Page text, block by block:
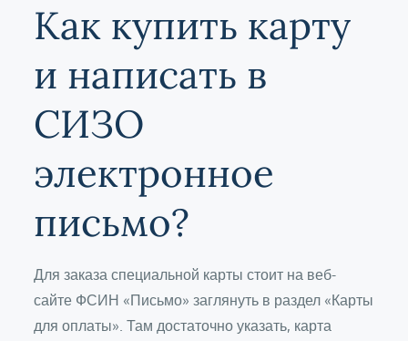
Как купить карту
и написать в
СИЗО
электронное
письмо?
Для заказа специальной карты стоит на веб-
сайте ФСИН «Письмо» заглянуть в раздел «Карты
для оплаты». Там достаточно указать, карта